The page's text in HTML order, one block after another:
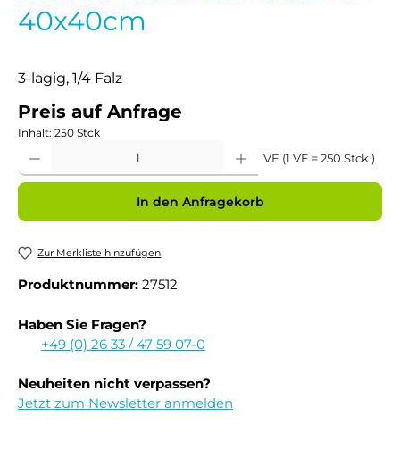
40x40cm
3-lagig, 1/4 Falz
Preis auf Anfrage
Inhalt: 250 Stck
VE (1 VE = 250 Stck )
In den Anfragekorb
Zur Merkliste hinzufügen
Produktnummer: 27512
Haben Sie Fragen?
+49 (0) 26 33 / 47 59 07-0
Neuheiten nicht verpassen?
Jetzt zum Newsletter anmelden